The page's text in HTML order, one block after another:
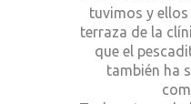
tuvimos y
terraza de la
que el
también ha